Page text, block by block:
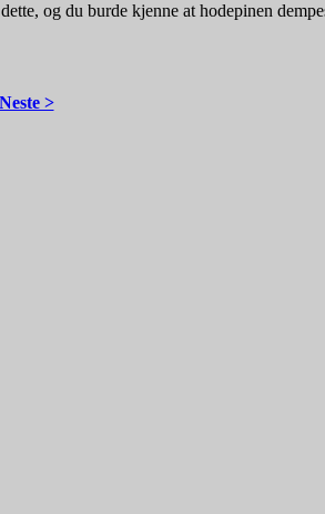
og du burde kjenne at hodepinen
Neste >